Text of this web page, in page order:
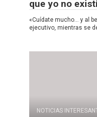
que yo no
«Cuídate mucho… y al
ejecutivo, mientras se
NOTICIAS